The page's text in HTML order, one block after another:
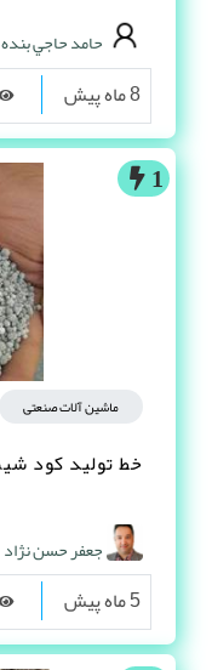
حامد حاجي بنده
8 ماه پیش
1
ماشین آلات صنعتی
خط تولید کود
جعفر حسن نژاد
5 ماه پیش